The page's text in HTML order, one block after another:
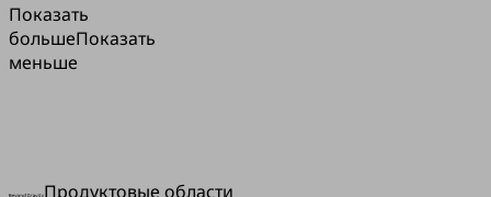
Показать
большеПоказать
меньше
Продуктовые области